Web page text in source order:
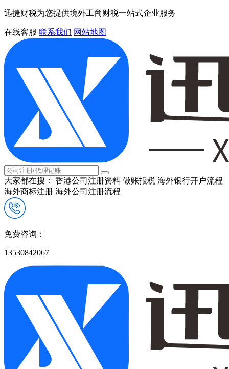
迅捷财税为您提供境外工商财税一站式企业服务
在线客服 联系我们 网站地图
大家都在搜： 香港公司注册资料 做账报税 海外银行开户流程
海外商标注册 海外公司注册流程
免费咨询：
13530842067